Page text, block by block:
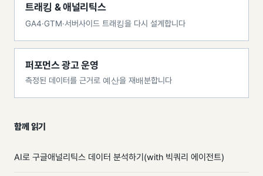
트래킹 & 애널리틱스
GA4·GTM·서버사이드 트래킹을 다시 설계합니다
퍼포먼스 광고 운영
측정된 데이터를 근거로 예산을 재배분합니다
함께 읽기
AI로 구글애널리틱스 데이터 분석하기(with 빅쿼리 에이전트)